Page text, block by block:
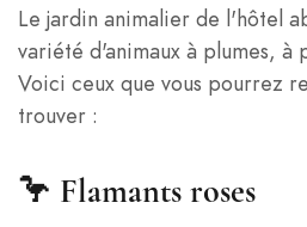
Le jardin animalier de l'hôtel
variété d'animaux à plumes, à
Voici ceux que vous pourrez
trouver :
🦩 Flamants roses